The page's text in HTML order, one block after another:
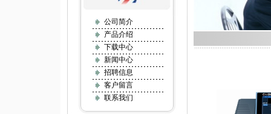
公司简介
产品介绍
下载中心
新闻中心
招聘信息
客户留言
联系我们